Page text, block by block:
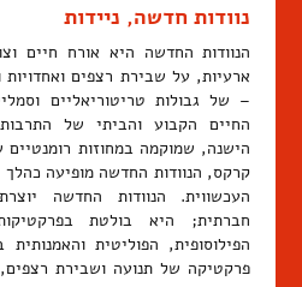
נוודות חדשה, ניידות
הנוודות החדשה היא אורח חיים
ארעיות, על שבירת רצפים
– של גבולות טריטוריאליים
החיים הקבוע והביתי של התרבות
הישנה, שמוקמה במחוזות רומנטיים
קרקס, הנוודות החדשה מופיעה
העכשווית. הנוודות החדשה
חברתית; היא בולטת
הפילוסופית, הפוליטית
פרקטיקה של תנועה ושבירת